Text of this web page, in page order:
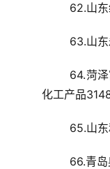
62.山
63.山
64.菏
化工产品
65.山
66.青